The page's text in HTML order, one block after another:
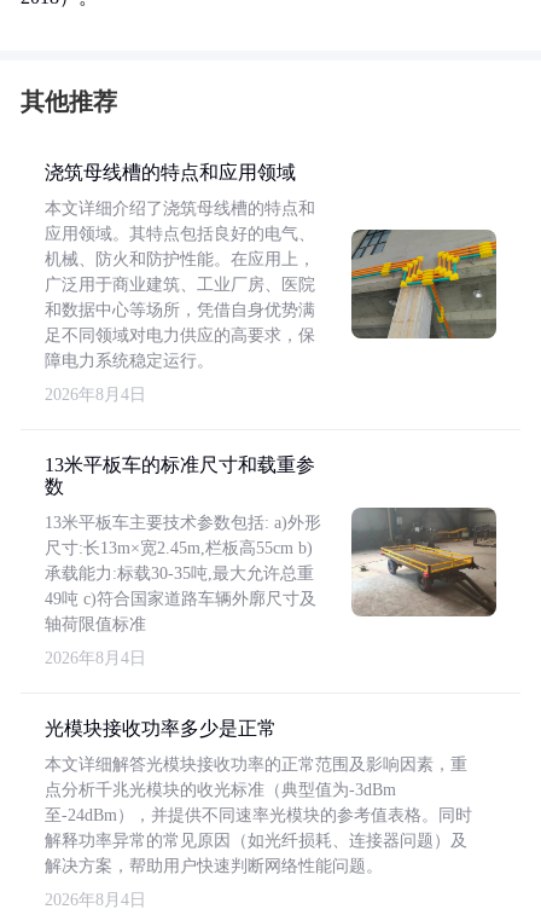
其他推荐
浇筑母线槽的特点和应用领域
本文详细介绍了浇筑母线槽的特点和
应用领域。其特点包括良好的电气、
机械、防火和防护性能。在应用上，
广泛用于商业建筑、工业厂房、医院
和数据中心等场所，凭借自身优势满
足不同领域对电力供应的高要求，保
障电力系统稳定运行。
2026年8月4日
13米平板车的标准尺寸和载重参
数
13米平板车主要技术参数包括: a)外形
尺寸:长13m×宽2.45m,栏板高55cm b)
承载能力:标载30-35吨,最大允许总重
49吨 c)符合国家道路车辆外廓尺寸及
轴荷限值标准
2026年8月4日
光模块接收功率多少是正常
本文详细解答光模块接收功率的正常范围及影响因素，重
点分析千兆光模块的收光标准（典型值为-3dBm
至-24dBm），并提供不同速率光模块的参考值表格。同时
解释功率异常的常见原因（如光纤损耗、连接器问题）及
解决方案，帮助用户快速判断网络性能问题。
2026年8月4日